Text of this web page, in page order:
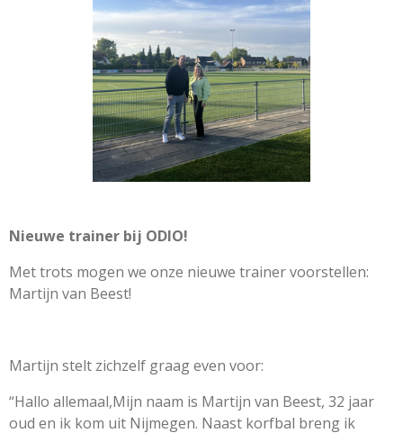
Nieuwe trainer bij ODIO!
Mettrots mogen we onze nieuwe trainer voorstellen:
Martijn van Beest!
Martijn stelt zichzelf graag even voor:
“Hallo allemaal,Mijn naam is Martijn van Beest, 32 jaar
oud en ik kom uit Nijmegen. Naast korfbal breng ik